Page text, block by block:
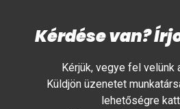
Kérdése van?
Kérjük, vegye fel velünk
Küldjön üzenetet
lehetőségre